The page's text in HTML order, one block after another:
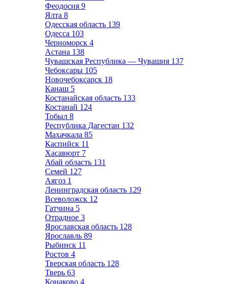
Феодосия 9
Ялта 8
Одесская область 139
Одесса 103
Черноморск 4
Астана 138
Чувашская Республика — Чувашия 137
Чебоксары 105
Новочебоксарск 18
Канаш 5
Костанайская область 133
Костанай 124
Тобыл 8
Республика Дагестан 132
Махачкала 85
Каспийск 11
Хасавюрт 7
Абай область 131
Семей 127
Аягоз 1
Ленинградская область 129
Всеволожск 12
Гатчина 5
Отрадное 3
Ярославская область 128
Ярославль 89
Рыбинск 11
Ростов 4
Тверская область 128
Тверь 63
Конаково 4